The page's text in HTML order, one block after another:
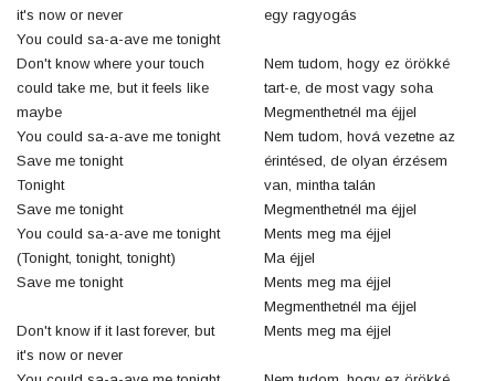
it's now or never
You could sa-a-ave me tonight
Don't know where your touch
could take me, but it feels like
maybe
You could sa-a-ave me tonight
Save me tonight
Tonight
Save me tonight
You could sa-a-ave me tonight
(Tonight, tonight, tonight)
Save me tonight
Don't know if it last forever, but
it's now or never
egy ragyogás
Nem tudom, hogy ez örökké
tart-e, de most vagy soha
Megmenthetnél ma éjjel
Nem tudom, hová vezetne az
érintésed, de olyan érzésem
van, mintha talán
Megmenthetnél ma éjjel
Ments meg ma éjjel
Ma éjjel
Ments meg ma éjjel
Megmenthetnél ma éjjel
Ments meg ma éjjel